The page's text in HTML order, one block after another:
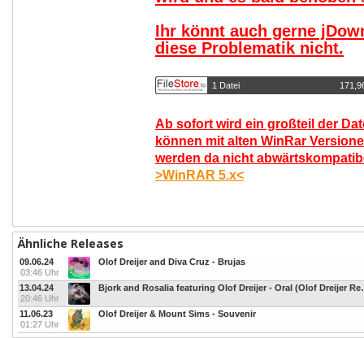
Ihr könnt auch gerne
diese Problematik nicht.
1 Datei
Ab sofort wird ein großteil der
können mit alten WinRar
werden da nicht
>WinRAR 5.x<
Ähnliche Releases
09.06.24
03:46 Uhr
Olof Dreijer and Diva Cruz - Brujas
13.04.24
20:46 Uhr
Bjork and
11.06.23
01:27 Uhr
Olof Dreijer & Mount Sims - Souvenir